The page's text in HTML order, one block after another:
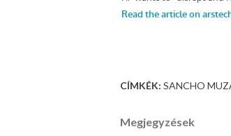
CÍMKÉK: SANCHO
Megjegyzések